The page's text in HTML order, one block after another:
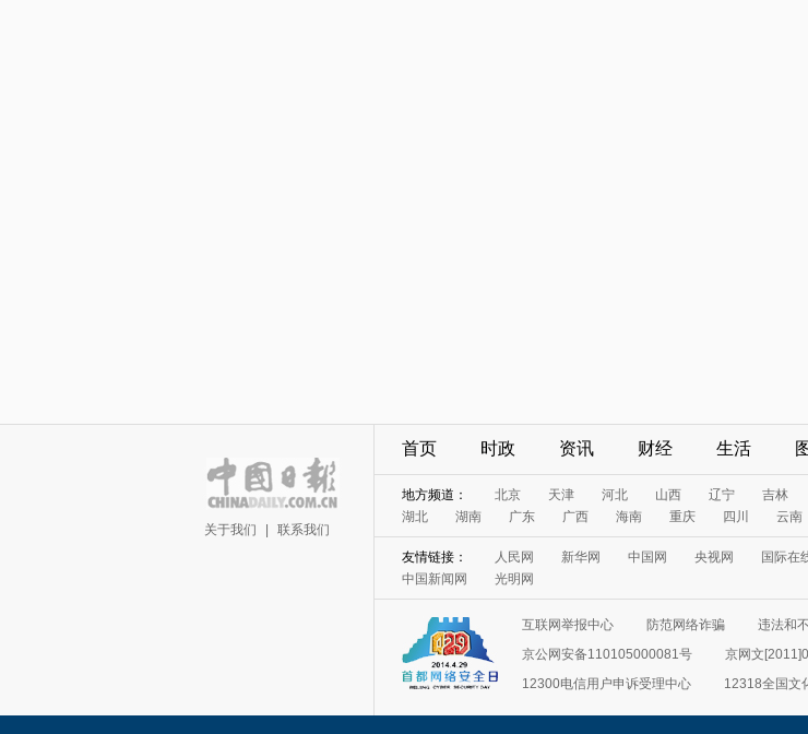
关于我们 联系我们
首页 时政 资讯 财经 生活
地方频道： 北京 天津 河北 山西 辽宁 吉林
湖北
湖南 广东 广西 海南 重庆 四川 云南
友情链接： 人民网 新华网 中国网 央视网 国际在
中国新闻网
光明网
互联网举报中心 防范网络诈骗 违法和
京公网安备110105000081号
京网文
12300电信用户申诉受理中心
12318全国文